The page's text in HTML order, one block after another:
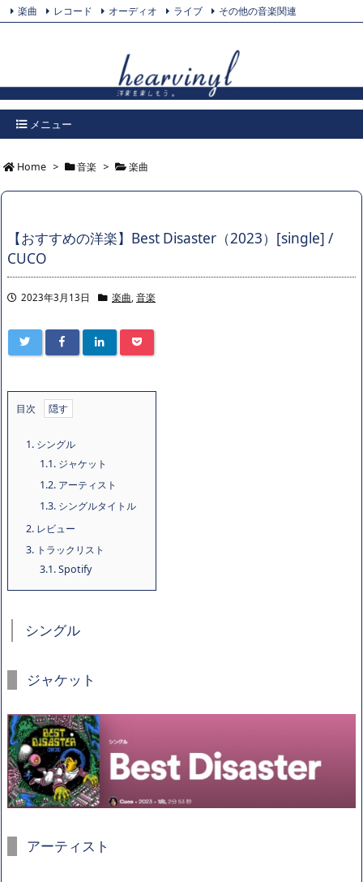
メニュー
楽曲 レコード オーディオ ライブ
その他の音楽関連
Home > 音楽 > 楽曲
【おすすめの洋楽】Best Disaster（2023）[single] /
CUCO
2023年3月13日 楽曲, 音楽
目次
1. シングル
1.1. ジャケット
1.2. アーティスト
1.3. シングルタイトル
2. レビュー
3. トラックリスト
3.1.Spotify
シングル
ジャケット
アーティスト